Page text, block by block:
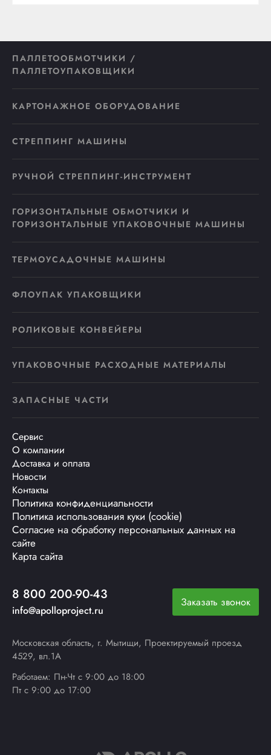
ПАЛЛЕТООБМОТЧИКИ /
ПАЛЛЕТОУПАКОВЩИКИ
КАРТОНАЖНОЕ ОБОРУДОВАНИЕ
СТРЕППИНГ МАШИНЫ
РУЧНОЙ СТРЕППИНГ-ИНСТРУМЕНТ
ГОРИЗОНТАЛЬНЫЕ ОБМОТЧИКИ И
ГОРИЗОНТАЛЬНЫЕ УПАКОВОЧНЫЕ МАШИНЫ
ТЕРМОУСАДОЧНЫЕ МАШИНЫ
ФЛОУПАК УПАКОВЩИКИ
РОЛИКОВЫЕ КОНВЕЙЕРЫ
УПАКОВОЧНЫЕ РАСХОДНЫЕ МАТЕРИАЛЫ
ЗАПАСНЫЕ ЧАСТИ
Сервис
О компании
Доставка и оплата
Новости
Контакты
Политика конфиденциальности
Политика использования куки (cookie)
Согласие на обработку персональных данных на
сайте
Карта сайта
8 800 200-90-43
info@apolloproject.ru
Заказать звонок
Московская область, г. Мытищи, Проектируемый проезд
4529, вл.1А
Работаем: Пн-Чт с 9:00 до 18:00
Пт с 9:00 до 17:00